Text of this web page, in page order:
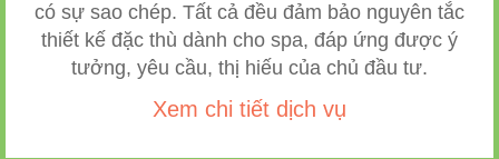
có sự sao chép. Tất cả đều đảm bảo nguyên tắc
thiết kế đặc thù dành cho spa, đáp ứng được ý
tưởng, yêu cầu, thị hiếu của chủ đầu tư.
Xem chi tiết dịch vụ